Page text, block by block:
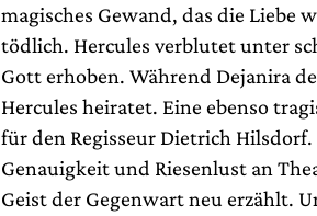
magisches Gewand, das die Liebe
tödlich. Hercules verblutet unter
Gott erhoben. Während Dejanira
Hercules heiratet. Eine ebenso
für den Regisseur Dietrich
Genauigkeit und Riesenlust an
Geist der Gegenwart neu erzählt.